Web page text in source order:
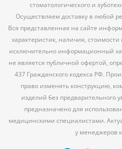
стоматологического и
Осуществляем доставку в любой
Вся представленная на сайте
характеристик, наличия,
исключительно информационный
не является публичной офертой,
437 Гражданского кодекса РФ.
право изменять конструкцию,
изделий без предварительного
предназначено для
медицинскими специалистами.
у менеджеров